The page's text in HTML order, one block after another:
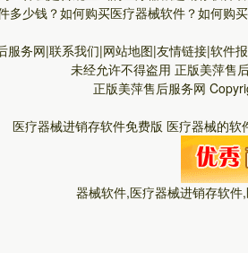
多少钱？如何购买医疗器械软件？如何购
服务网|联系我们|网站地图|友情链接|软件
未经允许不得盗用 正版美萍售
正版美萍售后服务网
医疗器械进销存软件免费版 医疗器械的
器械软件,医疗器械进销存软